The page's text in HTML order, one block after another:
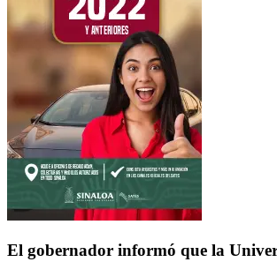
El gobernador informó que la